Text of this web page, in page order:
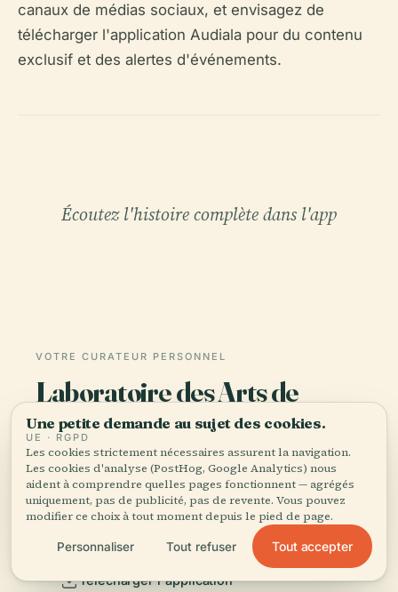
canaux de médias sociaux, et envisagez de
télécharger l'application Audiala pour du contenu
exclusif et des alertes d'événements.
Écoutez l'histoire complète dans l'app
VOTRE CURATEUR PERSONNEL
Laboratoire des Arts de
Valladolid tout entière,
bien racontée.
Guides audio pour 1 100+ villes dans 96 pays.
Histoire, récits et savoirs locaux — disponibles
hors ligne.
Télécharger l'application
Une petite demande au sujet des cookies.
UE · RGPD
Les cookies strictement nécessaires assurent la navigation.
Les cookies d'analyse (PostHog, Google Analytics) nous
aident à comprendre quelles pages fonctionnent — agrégés
uniquement, pas de publicité, pas de revente. Vous pouvez
modifier ce choix à tout moment depuis le pied de page.
Personnaliser Tout refuser Tout accepter